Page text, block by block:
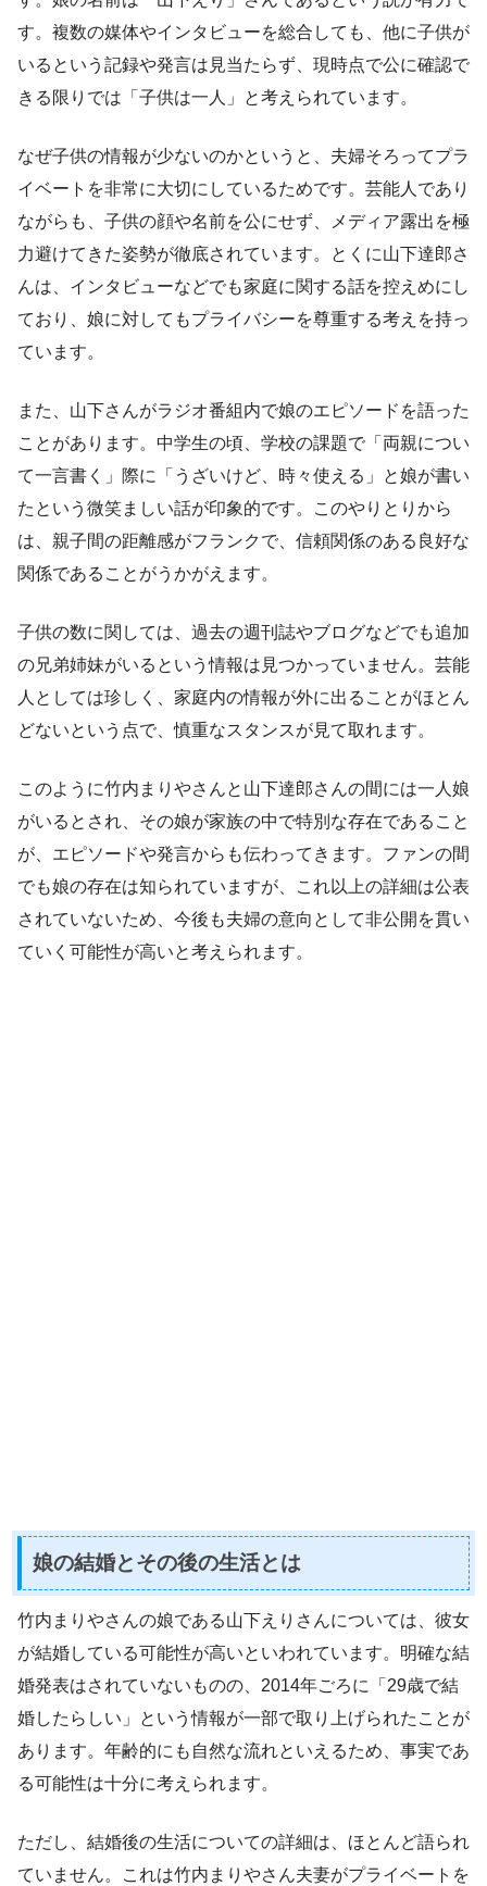
す。複数の媒体やインタビューを総合しても、他に子供が
いるという記録や発言は見当たらず、現時点で公に確認で
きる限りでは「子供は一人」と考えられています。
なぜ子供の情報が少ないのかというと、夫婦そろってプラ
イベートを非常に大切にしているためです。芸能人であり
ながらも、子供の顔や名前を公にせず、メディア露出を極
力避けてきた姿勢が徹底されています。とくに山下達郎さ
んは、インタビューなどでも家庭に関する話を控えめにし
ており、娘に対してもプライバシーを尊重する考えを持っ
ています。
また、山下さんがラジオ番組内で娘のエピソードを語った
ことがあります。中学生の頃、学校の課題で「両親につい
て一言書く」際に「うざいけど、時々使える」と娘が書い
たという微笑ましい話が印象的です。このやりとりから
は、親子間の距離感がフランクで、信頼関係のある良好な
関係であることがうかがえます。
子供の数に関しては、過去の週刊誌やブログなどでも追加
の兄弟姉妹がいるという情報は見つかっていません。芸能
人としては珍しく、家庭内の情報が外に出ることがほとん
どないという点で、慎重なスタンスが見て取れます。
このように竹内まりやさんと山下達郎さんの間には一人娘
がいるとされ、その娘が家族の中で特別な存在であること
が、エピソードや発言からも伝わってきます。ファンの間
でも娘の存在は知られていますが、これ以上の詳細は公表
されていないため、今後も夫婦の意向として非公開を貫い
ていく可能性が高いと考えられます。
娘の結婚とその後の生活とは
竹内まりやさんの娘である山下えりさんについては、彼女
が結婚している可能性が高いといわれています。明確な結
婚発表はされていないものの、2014年ごろに「29歳で結
婚したらしい」という情報が一部で取り上げられたことが
あります。年齢的にも自然な流れといえるため、事実であ
る可能性は十分に考えられます。
ただし、結婚後の生活についての詳細は、ほとんど語られ
ていません。これは竹内まりやさん夫妻がプライベートを